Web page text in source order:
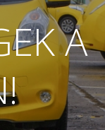
A